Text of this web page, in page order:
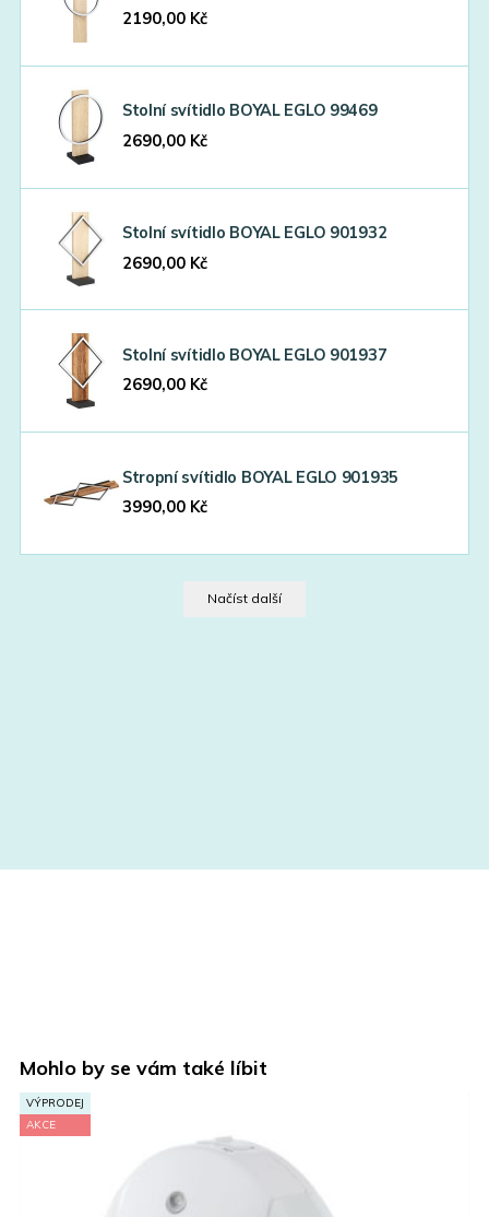
2190,00 Kč
Stolní svítidlo BOYAL EGLO 99469
2690,00 Kč
Stolní svítidlo BOYAL EGLO 901932
2690,00 Kč
Stolní svítidlo BOYAL EGLO 901937
2690,00 Kč
Stropní svítidlo BOYAL EGLO 901935
3990,00 Kč
Načíst další
Mohlo by se vám také líbit
VÝPRODEJ
AKCE